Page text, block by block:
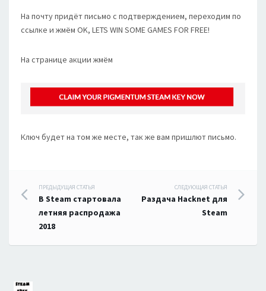
На почту придёт письмо с подтверждением, переходим по
ссылке и жмём OK, LETS WIN SOME GAMES FOR FREE!
На странице акции жмём
Ключ будет на том же месте, так же вам пришлют письмо.
Навигация
по
записям
ПРЕДЫДУЩАЯ СТАТЬЯ
В Steam стартовала
летняя распродажа
2018
СЛЕДУЮЩАЯ СТАТЬЯ
Раздача Hacknet для
Steam